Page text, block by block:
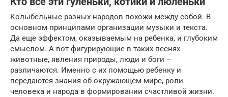
Колыбельные разных народов похожи между собой. В
основном принципами организации музыки и текста.
Да еще эффектом, оказываемым на ребенка, и глубоким
смыслом. А вот фигурирующие в таких песнях
животные, явления природы, люди и боги –
различаются. Именно с их помощью ребенку и
передаются знания об окружающем мире, роли
человека и народа в формировании счастливой жизни.